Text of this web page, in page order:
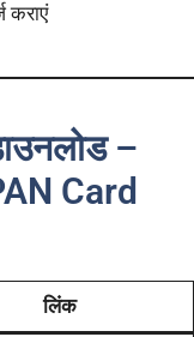
कराएं
–
Card
लिंक